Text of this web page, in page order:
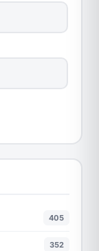
405
352